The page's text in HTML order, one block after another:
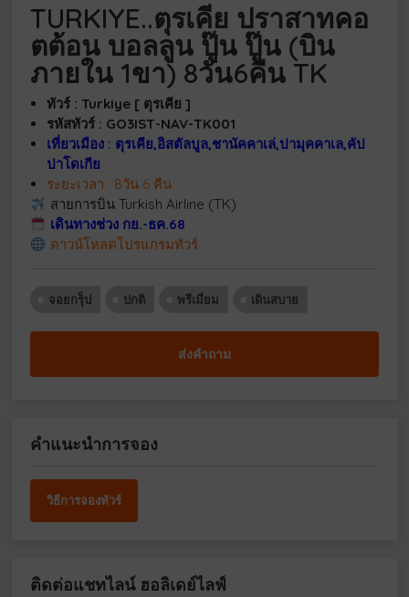
TURKIYE..ตุรเคีย ปราสาทคอ
ตต้อน บอลลูน ปู๊น ปู๊น (บิน
ภายใน 1ขา) 8วัน6คืน TK
ทัวร์ : Turkiye [ ตุรเคีย ]
รหัสทัวร์ : GO3IST-NAV-TK001
เที่ยวเมือง : ตุรเคีย,อิสตัลบูล,ชานัคคาเล่,ปามุคคาเล,คัป
ปาโดเกีย
ระยะเวลา : 8วัน 6 คืน
สายการบิน Turkish Airline (TK)
เดินทางช่วง กย.-ธค.68
ดาวน์โหลดโปรแกรมทัวร์
จอยกรุ็ป ปกติ พรีเมี่ยม เดินสบาย
ส่งคำถาม
คำแนะนำการจอง
วิธีการจองทัวร์
ติดต่อแชทไลน์ ฮอลิเดย์ไลฟ์